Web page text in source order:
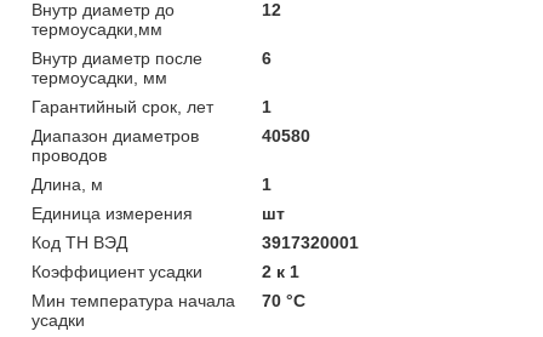
Внутр диаметр до
термоусадки,мм
12
Внутр диаметр после
термоусадки, мм
6
Гарантийный срок, лет
1
Диапазон диаметров
проводов
40580
Длина, м
1
Единица измерения
шт
Код ТН ВЭД
3917320001
Коэффициент усадки
2 к 1
Мин температура начала
усадки
70 °C